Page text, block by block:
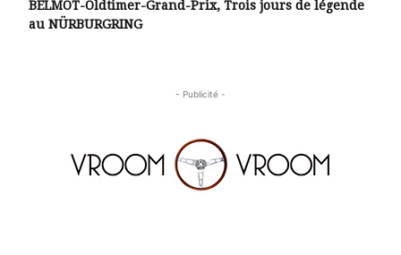
BELMOT-Oldtimer-Grand-Prix, Trois jours de légende
au NÜRBURGRING
- Publicité -